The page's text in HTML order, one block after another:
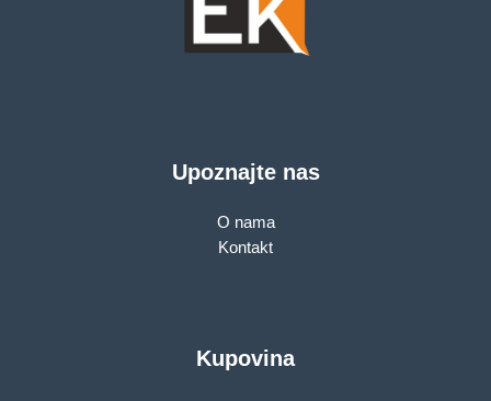
Upoznajte nas
O nama
Kontakt
Kupovina